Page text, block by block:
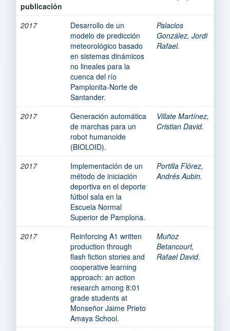
publicación
2017
Desarrollo de un
modelo de predicción
meteorológico basado
en sistemas dinámicos
no lineales para la
cuenca del río
Pamplonita-Norte de
Santander.
Palacios
González, Jordi
Rafael.
2017
Generación automática
de marchas para un
robot humanoide
(BIOLOID).
Villate Martínez,
Cristian David.
2017
Implementación de un
método de iniciación
deportiva en el deporte
fútbol sala en la
Escuela Normal
Superior de Pamplona.
Portilla Flórez,
Andrés Aubin.
2017
Reinforcing A1 written
production through
flash fiction stories and
cooperative learning
approach: an action
research among 8:01
grade students at
Monseñor Jaime Prieto
Amaya School.
Muñoz
Betancourt,
Rafael David.